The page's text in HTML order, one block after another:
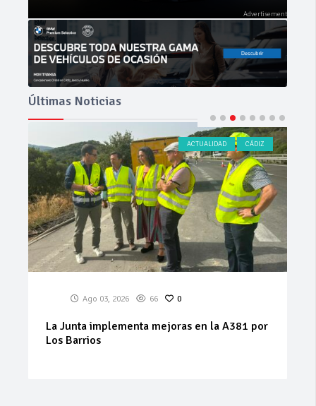
Últimas Noticias
ACTUALIDAD CÁDIZ
en la A381 por
Prueba del Dacia Duster Hybrid